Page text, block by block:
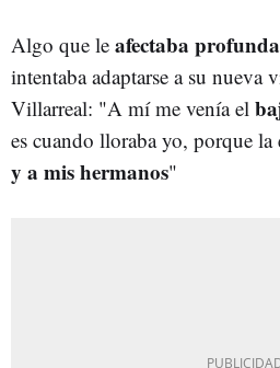
Algo que le afectaba
intentaba adaptarse a su nueva
Villarreal: "A mí me venía el
es cuando lloraba yo, porque la
y a mis hermanos"